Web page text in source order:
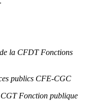
la CFDT Fonctions
publics CFE-CGC
Fonction publique